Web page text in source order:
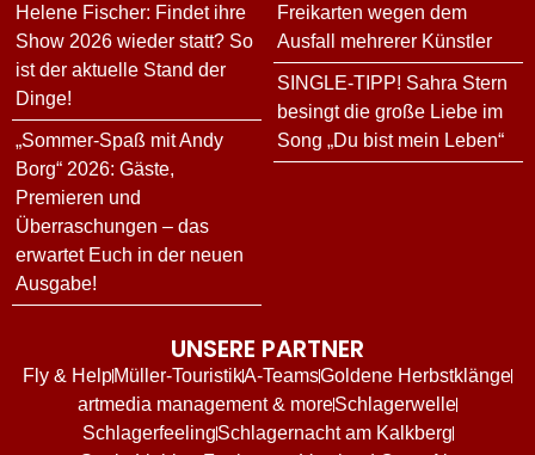
Helene Fischer: Findet ihre
Show 2026 wieder statt? So
ist der aktuelle Stand der
Dinge!
„Sommer-Spaß mit Andy
Borg“ 2026: Gäste,
Premieren und
Überraschungen – das
erwartet Euch in der neuen
Ausgabe!
Freikarten wegen dem
Ausfall mehrerer Künstler
SINGLE-TIPP! Sahra Stern
besingt die große Liebe im
Song „Du bist mein Leben“
UNSERE PARTNER
Fly & HelpMüller-TouristikA-TeamsGoldene Herbstklänge
artmedia management & moreSchlagerwelle
SchlagerfeelingSchlagernacht am Kalkberg